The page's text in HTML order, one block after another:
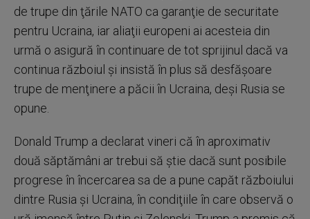
de trupe din ţările NATO ca garanţie de securitate
pentru Ucraina, iar aliaţii europeni ai acesteia din
urmă o asigură în continuare de tot sprijinul dacă va
continua războiul şi insistă în plus să desfăşoare
trupe de menţinere a păcii în Ucraina, deşi Rusia se
opune.
Donald Trump a declarat vineri că în aproximativ
două săptămâni ar trebui să ştie dacă sunt posibile
progrese în încercarea sa de a pune capăt războiului
dintre Rusia şi Ucraina, în condiţiile în care observă o